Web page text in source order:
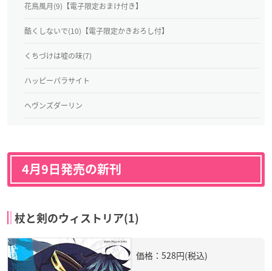
花鳥風月(9)【電子限定おまけ付き】
酷くしないで(10)【電子限定かきおろし付】
くちづけは嘘の味(7)
ハッピーパラサイト
ヘヴンズダーリン
4月9 日発売の新刊
杖と剣のウィストリア(1)
価格：528円(税込)